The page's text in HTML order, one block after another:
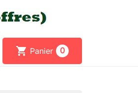
shopping_cart Panier 0